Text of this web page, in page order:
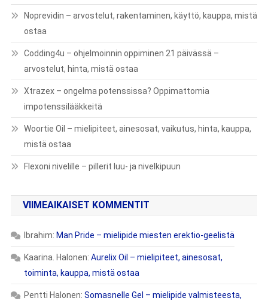
Noprevidin – arvostelut, rakentaminen, käyttö, kauppa, mistä
ostaa
Codding4u – ohjelmoinnin oppiminen 21 päivässä –
arvostelut, hinta, mistä ostaa
Xtrazex – ongelma potenssissa? Oppimattomia
impotenssilääkkeitä
Woortie Oil – mielipiteet, ainesosat, vaikutus, hinta, kauppa,
mistä ostaa
Flexoni nivelille – pillerit luu- ja nivelkipuun
VIIMEAIKAISET KOMMENTIT
Ibrahim: Man Pride – mielipide miesten erektio-geelistä
Kaarina. Halonen: Aurelix Oil – mielipiteet, ainesosat,
toiminta, kauppa, mistä ostaa
Pentti Halonen: Somasnelle Gel – mielipide valmisteesta,